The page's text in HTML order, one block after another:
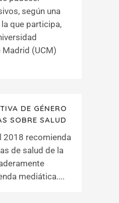
según una
que participa,
(UCM)
DE GÉNERO
SOBRE SALUD
2018 recomienda
de salud de la
mediática....